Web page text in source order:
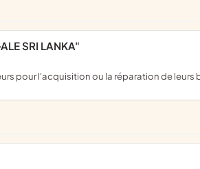
SRI LANKA"
pour l'acquisition ou la réparation de